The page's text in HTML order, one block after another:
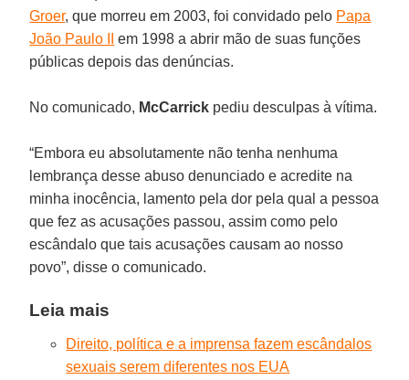
Groer, que morreu em 2003, foi convidado pelo Papa
João Paulo II
em 1998 a abrir mão de suas funções
públicas depois das denúncias.
No comunicado, McCarrick pediu desculpas à vítima.
“Embora eu absolutamente não tenha nenhuma
lembrança desse abuso denunciado e acredite na
minha inocência, lamento pela dor pela qual a pessoa
que fez as acusações passou, assim como pelo
escândalo que tais acusações causam ao nosso
povo”, disse o comunicado.
Leia mais
Direito, política e a imprensa fazem escândalos
sexuais serem diferentes nos EUA